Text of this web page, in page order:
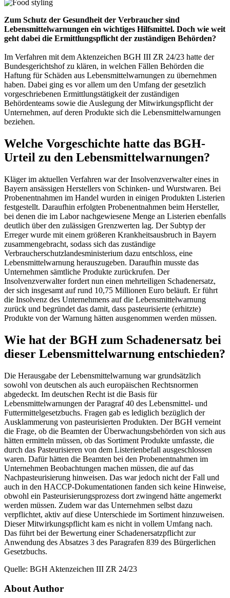
Zum Schutz der Gesundheit der Verbraucher sind
Lebensmittelwarnungen ein wichtiges Hilfsmittel. Doch wie weit
geht dabei die Ermittlungspflicht der zuständigen Behörden?
Im Verfahren mit dem Aktenzeichen BGH III ZR 24/23 hatte der
Bundesgerichtshof zu klären, in welchen Fällen Behörden die
Haftung für Schäden aus Lebensmittelwarnungen zu übernehmen
haben. Dabei ging es vor allem um den Umfang der gesetzlich
vorgeschriebenen Ermittlungstätigkeit der zuständigen
Behördenteams sowie die Auslegung der Mitwirkungspflicht der
Unternehmen, auf deren Produkte sich die Lebensmittelwarnungen
beziehen.
Welche Vorgeschichte hatte das BGH-
Urteil zu den Lebensmittelwarnungen?
Kläger im aktuellen Verfahren war der Insolvenzverwalter eines in
Bayern ansässigen Herstellers von Schinken- und Wurstwaren. Bei
Probenentnahmen im Handel wurden in einigen Produkten Listerien
festgestellt. Daraufhin erfolgten Probenentnahmen beim Hersteller,
bei denen die im Labor nachgewiesene Menge an Listerien ebenfalls
deutlich über den zulässigen Grenzwerten lag. Der Subtyp der
Erreger wurde mit einem größeren Krankheitsausbruch in Bayern
zusammengebracht, sodass sich das zuständige
Verbraucherschutzlandesministerium dazu entschloss, eine
Lebensmittelwarnung herauszugeben. Daraufhin musste das
Unternehmen sämtliche Produkte zurückrufen. Der
Insolvenzverwalter fordert nun einen mehrteiligen Schadenersatz,
der sich insgesamt auf rund 10,75 Millionen Euro beläuft. Er führt
die Insolvenz des Unternehmens auf die Lebensmittelwarnung
zurück und begründet das damit, dass pasteurisierte (erhitzte)
Produkte von der Warnung hätten ausgenommen werden müssen.
Wie hat der BGH zum Schadenersatz bei
dieser Lebensmittelwarnung entschieden?
Die Herausgabe der Lebensmittelwarnung war grundsätzlich
sowohl von deutschen als auch europäischen Rechtsnormen
abgedeckt. Im deutschen Recht ist die Basis für
Lebensmittelwarnungen der Paragraf 40 des Lebensmittel- und
Futtermittelgesetzbuchs. Fragen gab es lediglich bezüglich der
Ausklammerung von pasteurisierten Produkten. Der BGH verneint
die Frage, ob die Beamten der Überwachungsbehörden von sich aus
hätten ermitteln müssen, ob das Sortiment Produkte umfasste, die
durch das Pasteurisieren von dem Listerienbefall ausgeschlossen
waren. Dafür hätten die Beamten bei den Probenentnahmen im
Unternehmen Beobachtungen machen müssen, die auf das
Nachpasteurisierung hinweisen. Das war jedoch nicht der Fall und
auch in den HACCP-Dokumentationen fanden sich keine Hinweise,
obwohl ein Pasteurisierungsprozess dort zwingend hätte angemerkt
werden müssen. Zudem war das Unternehmen selbst dazu
verpflichtet, aktiv auf diese Unterschiede im Sortiment hinzuweisen.
Dieser Mitwirkungspflicht kam es nicht in vollem Umfang nach.
Das führt bei der Bewertung einer Schadenersatzpflicht zur
Anwendung des Absatzes 3 des Paragrafen 839 des Bürgerlichen
Gesetzbuchs.
Quelle: BGH Aktenzeichen III ZR 24/23
About Author